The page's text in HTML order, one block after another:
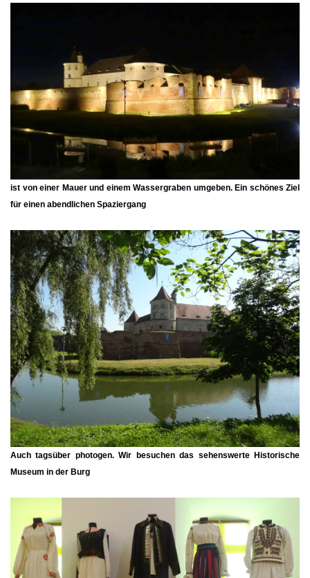
ist von einer Mauer und einem Wassergraben umgeben. Ein schönes Ziel
für einen abendlichen Spaziergang
Auch tagsüber photogen. Wir besuchen das sehenswerte Historische
Museum in der Burg